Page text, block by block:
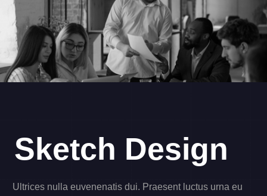
Sketch Design
Ultrices nulla euvenenatis dui. Praesent luctus urna eu